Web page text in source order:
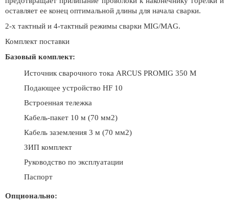
оставляет ее конец оптимальной длины для начала сварки.
2-х тактный и 4-тактный режимы сварки MIG/MAG.
Комплект поставки
Базовый комплект:
Источник сварочного тока ARCUS PROMIG 350 M
Подающее устройство HF 10
Встроенная тележка
Кабель-пакет 10 м (70 мм2)
Кабель заземления 3 м (70 мм2)
ЗИП комплект
Руководство по эксплуатации
Паспорт
Опционально: